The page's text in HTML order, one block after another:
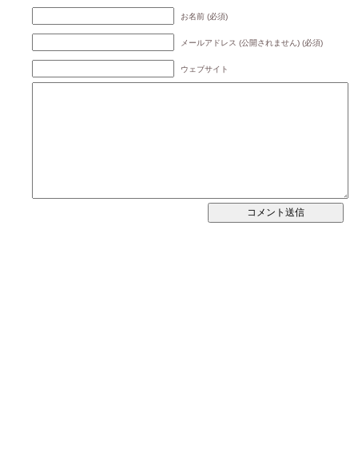
お名前 (必須)
メールアドレス (公開されません) (必須)
ウェブサイト